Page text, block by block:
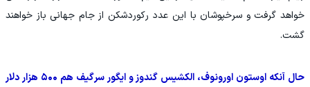
خواهد گرفت و سرخپوشان با این عدد رکوردشکن از جام جهانی باز خواهند
گشت.
حال آنکه اوستون اورونوف، الکشیس گندوز و ایگور سرگیف هم ۵۰۰ هزار دلار